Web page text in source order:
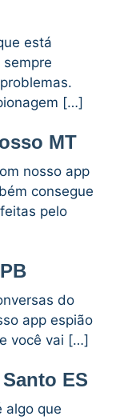
está
[…]
MT
nosso app
consegue
pelo
do
app espião
você vai […]
ES
algo que